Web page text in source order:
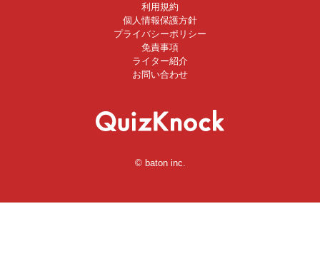
利用規約
個人情報保護方針
プライバシーポリシー
免責事項
ライター紹介
お問い合わせ
© baton inc.